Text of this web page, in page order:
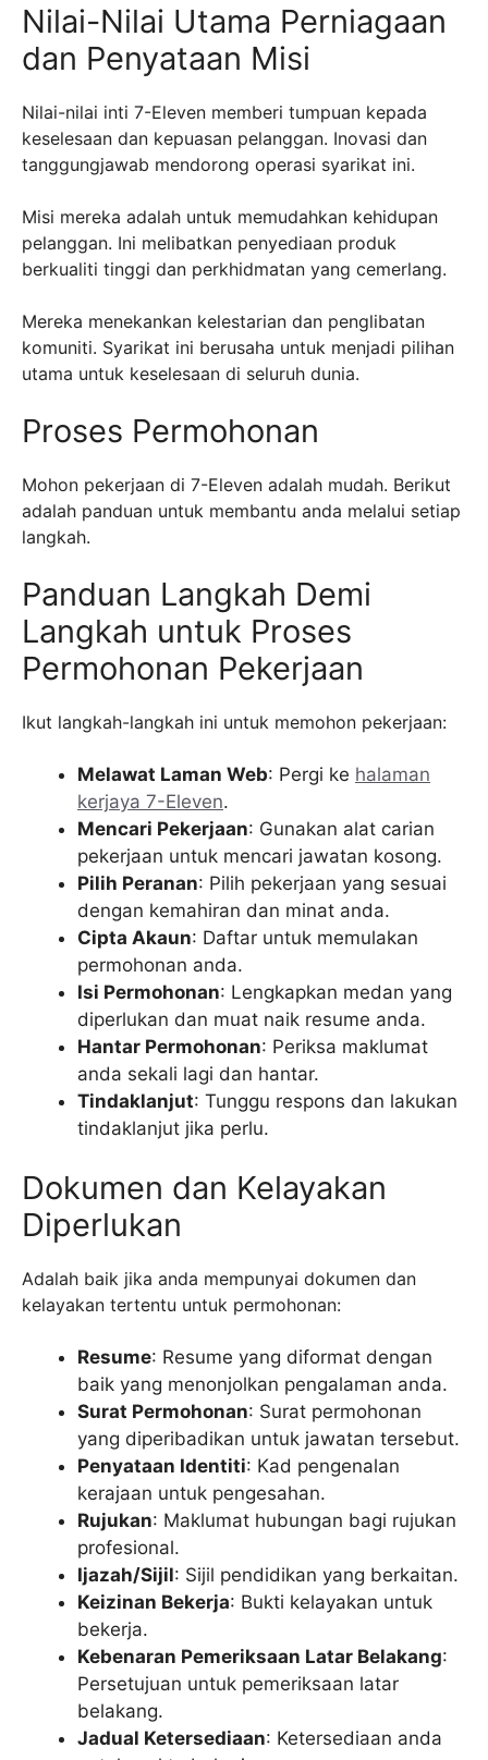
Nilai-Nilai Utama Perniagaan
dan Penyataan Misi
Nilai-nilai inti 7-Eleven memberi tumpuan kepada
keselesaan dan kepuasan pelanggan. Inovasi dan
tanggungjawab mendorong operasi syarikat ini.
Misi mereka adalah untuk memudahkan kehidupan
pelanggan. Ini melibatkan penyediaan produk
berkualiti tinggi dan perkhidmatan yang cemerlang.
Mereka menekankan kelestarian dan penglibatan
komuniti. Syarikat ini berusaha untuk menjadi pilihan
utama untuk keselesaan di seluruh dunia.
Proses Permohonan
Mohon pekerjaan di 7-Eleven adalah mudah. Berikut
adalah panduan untuk membantu anda melalui setiap
langkah.
Panduan Langkah Demi
Langkah untuk Proses
Permohonan Pekerjaan
Ikut langkah-langkah ini untuk memohon pekerjaan:
Melawat Laman Web: Pergi ke halaman
kerjaya 7-Eleven.
Mencari Pekerjaan: Gunakan alat carian
pekerjaan untuk mencari jawatan kosong.
Pilih Peranan: Pilih pekerjaan yang sesuai
dengan kemahiran dan minat anda.
Cipta Akaun: Daftar untuk memulakan
permohonan anda.
Isi Permohonan: Lengkapkan medan yang
diperlukan dan muat naik resume anda.
Hantar Permohonan: Periksa maklumat
anda sekali lagi dan hantar.
Tindaklanjut: Tunggu respons dan lakukan
tindaklanjut jika perlu.
Dokumen dan Kelayakan
Diperlukan
Adalah baik jika anda mempunyai dokumen dan
kelayakan tertentu untuk permohonan:
Resume: Resume yang diformat dengan
baik yang menonjolkan pengalaman anda.
Surat Permohonan: Surat permohonan
yang diperibadikan untuk jawatan tersebut.
Penyataan Identiti: Kad pengenalan
kerajaan untuk pengesahan.
Rujukan: Maklumat hubungan bagi rujukan
profesional.
Ijazah/Sijil: Sijil pendidikan yang berkaitan.
Keizinan Bekerja: Bukti kelayakan untuk
bekerja.
Kebenaran Pemeriksaan Latar Belakang:
Persetujuan untuk pemeriksaan latar
belakang.
Jadual Ketersediaan: Ketersediaan anda